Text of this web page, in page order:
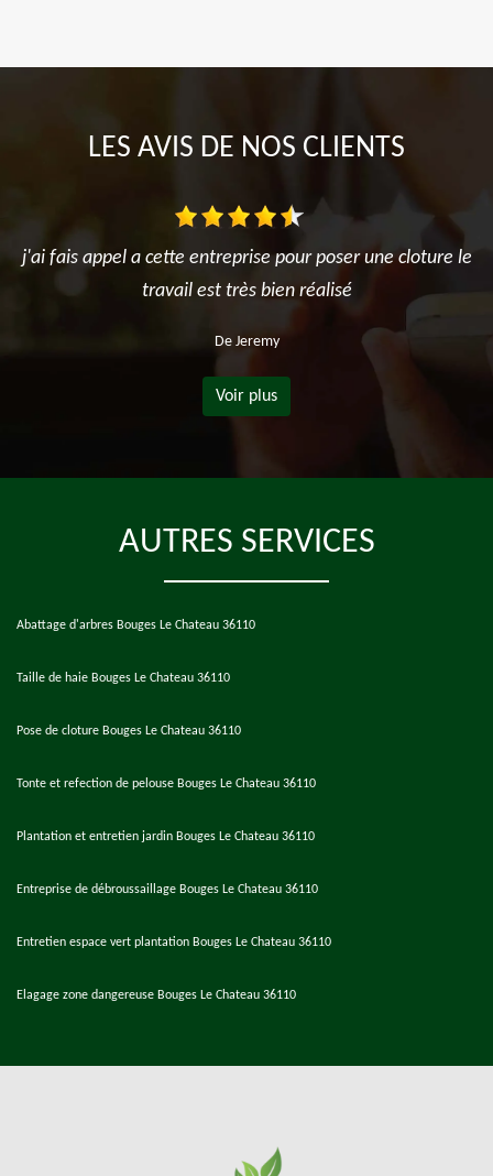
LES AVIS DE NOS CLIENTS
j'ai fais appel a cette entreprise pour poser une cloture le
travail est très bien réalisé
De Jeremy
Voir plus
AUTRES SERVICES
Abattage d'arbres Bouges Le Chateau 36110
Taille de haie Bouges Le Chateau 36110
Pose de cloture Bouges Le Chateau 36110
Tonte et refection de pelouse Bouges Le Chateau 36110
Plantation et entretien jardin Bouges Le Chateau 36110
Entreprise de débroussaillage Bouges Le Chateau 36110
Entretien espace vert plantation Bouges Le Chateau 36110
Elagage zone dangereuse Bouges Le Chateau 36110